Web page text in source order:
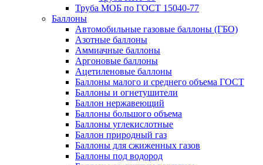
Труба МОБ по ГОСТ 15040-77
Баллоны
Автомобильные газовые баллоны (ГБО)
Азотные баллоны
Аммиачные баллоны
Аргоновые баллоны
Ацетиленовые баллоны
Баллоны малого и среднего объема ГОСТ
Баллоны и огнетушители
Баллон нержавеющий
Баллоны большого объема
Баллоны углекислотные
Баллон природный газ
Баллоны для сжиженных газов
Баллоны под водород